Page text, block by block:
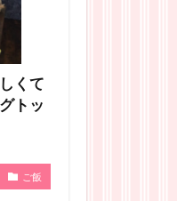
くて
トッ
ご飯